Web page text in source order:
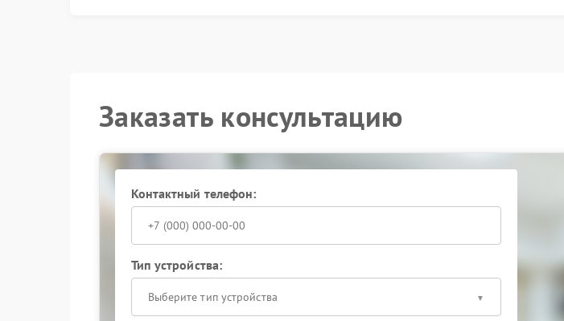
Заказать консультацию
Контактный телефон:
Тип устройства:
Выберите тип устройства